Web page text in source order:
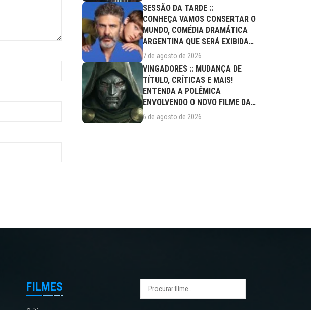
SESSÃO DA TARDE ::
CONHEÇA VAMOS CONSERTAR O
MUNDO, COMÉDIA DRAMÁTICA
ARGENTINA QUE SERÁ EXIBIDA
NESTA SEXTA (07/08)
7 de agosto de 2026
VINGADORES :: MUDANÇA DE
TÍTULO, CRÍTICAS E MAIS!
ENTENDA A POLÊMICA
ENVOLVENDO O NOVO FILME DA
MARVEL
6 de agosto de 2026
FILMES